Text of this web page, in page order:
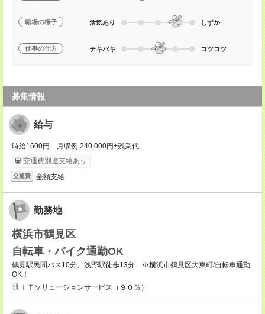
職場の様子 活気あり しずか
仕事の仕方 テキパキ コツコツ
募集情報
給与
時給1600円 月収例 240,000円+残業代
交通費別途支給あり
交通費 全額支給
勤務地
横浜市鶴見区
自転車・バイク通勤OK
鶴見駅民間バス10分、浅野駅徒歩13分 ※横浜市鶴見区大東町/自転車通勤
OK！
ＩＴソリューションサービス（９０％）